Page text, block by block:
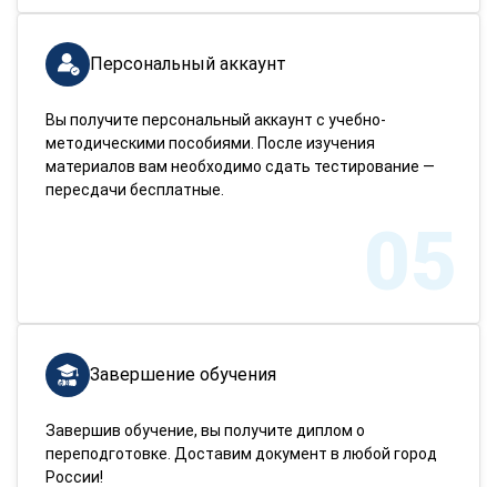
Персональный аккаунт
Вы получите персональный аккаунт с учебно-
методическими пособиями. После изучения
материалов вам необходимо сдать тестирование —
пересдачи бесплатные.
05
Завершение обучения
Завершив обучение, вы получите диплом о
переподготовке. Доставим документ в любой город
России!